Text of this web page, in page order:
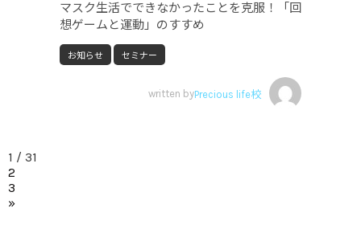
マスク生活でできなかったことを克服！「回
想ゲームと運動」のすすめ
お知らせ セミナー
written byPrecious life校
1 / 31
2
3
»